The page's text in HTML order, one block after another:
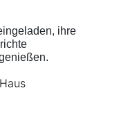
ihre